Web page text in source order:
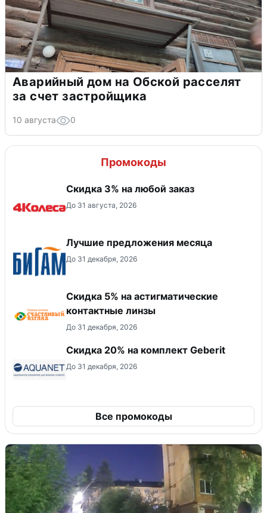
Аварийный дом на Обской расселят
за счет застройщика
10 августа 0
Промокоды
Скидка 3% на любой заказ
До 31 августа, 2026
Лучшие предложения месяца
До 31 декабря, 2026
Скидка 5% на астигматические
контактные линзы
До 31 декабря, 2026
Скидка 20% на комплект Geberit
До 31 декабря, 2026
Все промокоды